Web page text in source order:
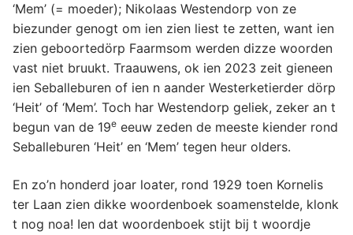
‘Mem’ (= moeder); Nikolaas Westendorp von ze
biezunder genogt om ien zien liest te zetten, want ien
zien geboortedörp Faarmsom werden dizze woorden
vast niet bruukt. Traauwens, ok ien 2023 zeit gieneen
ien Seballeburen of ien n aander Westerketierder dörp
‘Heit’ of ‘Mem’. Toch har Westendorp geliek, zeker an t
begun van de 19e eeuw zeden de meeste kiender rond
Seballeburen ‘Heit’ en ‘Mem’ tegen heur olders.
En zo’n honderd joar loater, rond 1929 toen Kornelis
ter Laan zien dikke woordenboek soamenstelde, klonk
t nog noa! Ien dat woordenboek stijt bij t woordje